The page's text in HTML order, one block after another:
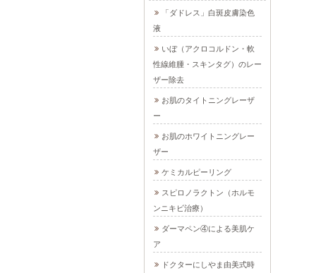
「ダドレス」白斑皮膚染色
液
いぼ（アクロコルドン・軟
性線維腫・スキンタグ）のレー
ザー除去
お肌のタイトニングレーザ
ー
お肌のホワイトニングレー
ザー
ケミカルピーリング
スピロノラクトン（ホルモ
ンニキビ治療）
ダーマペン④による美肌ケ
ア
ドクターにしやま由美式時